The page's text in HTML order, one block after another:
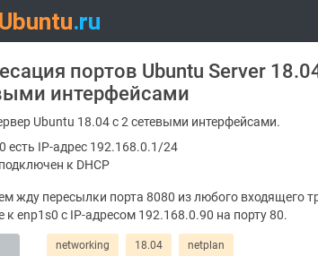
портов Ubuntu Server
интерфейсами
Ubuntu 18.04 с 2 сетевыми интерфейсами.
есть IP-адрес 192.168.0.1/24
к DHCP
жду пересылки порта 8080 из любого входящего
к enp1s0 с IP-адресом 192.168.0.90 на порту 80.
networking 18.04 netplan